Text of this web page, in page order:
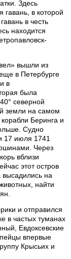
Здесь
в которой
в честь
находится
вышли из
в Петербурге
в
была
северной
земли на самом
Беринга и
Судно
17 июля 1741
Через
вблизи
этот остров
высадились на
найти
и отправился
в частых туманах
Евдоксевские
впервые
Крысьих и